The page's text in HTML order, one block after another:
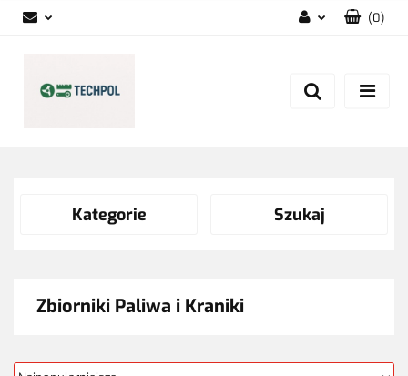
Zarejestruj się
(0)
Kategorie Szukaj
Zbiorniki Paliwa i Kraniki